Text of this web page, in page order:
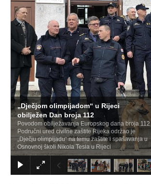
„Dječjom olimpijadom“ u Rijeci
obilježen Dan broja 112
Povodom obilježavanja Europskog dana broja 112
Područni ured civilne zaštite Rijeka održao je
„Dječju olimpijadu“ na temu zaštite i spašavanja u
Osnovnoj školi Nikola Tesla u Rijeci